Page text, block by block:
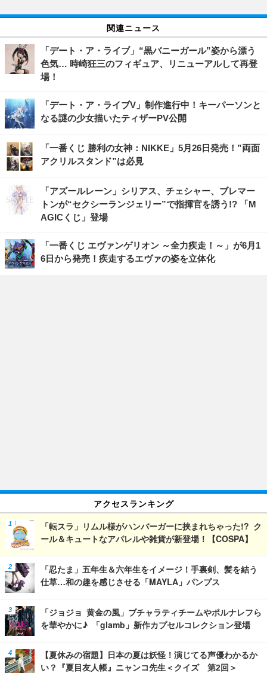
関連ニュース
「デート・ア・ライブ」“黒バニーガール”姿から漂う
色気… 時崎狂三のフィギュア、リニューアルして再登
場！
「デート・ア・ライブV」制作進行中！キーパーソンと
なる謎の少女描いたティザーPV公開
「一番くじ 勝利の女神：NIKKE」5月26日発売！”両面
アクリルスタンド”は必見
「アズールレーン」シリアス、チェシャー、ブレマー
トンが“セクシーランジェリー”で指揮官を誘う!? 「M
AGICくじ」登場
「一番くじ エヴァンゲリオン ～全力疾走！～」が6月1
6日から発売！疾走するエヴァの姿を立体化
アクセスランキング
「転スラ」リムル様がハンバーガーに挟まれちゃった!? ク
ール＆キュートなアパレルや雑貨が新登場！【COSPA】
「忍たま」五年生＆六年生をイメージ！手裏剣、髪を結う
仕草…和の趣を感じさせる「MAYLA」パンプス
「ジョジョ 黄金の風」ブチャラティチームやポルナレフら
を華やかに♪ 「glamb」新作カプセルコレクション登場
【夏休みの宿題】日本の夏は妖怪！演じてる声優わかるか
い？『夏目友人帳』ニャンコ先生＜クイズ 第2回＞